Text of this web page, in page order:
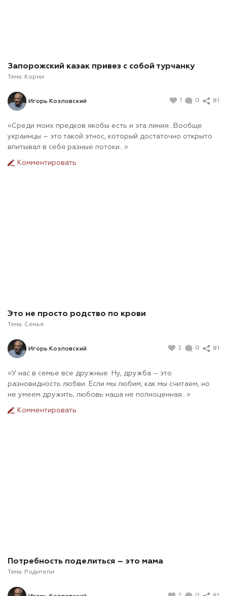
Запорожский казак привез с собой турчанку
Тема: Корни
Игорь Козловский 1 0 81
«Среди моих предков якобы есть и эта линия…Вообще
украинцы – это такой этнос, который достаточно открыто
впитывал в себя разные потоки…»
Комментировать
Это не просто родство по крови
Тема: Семья
Игорь Козловский 2 0 81
«У нас в семье все дружные. Ну, дружба – это
разновидность любви. Если мы любим, как мы считаем, но
не умеем дружить, любовь наша не полноценная…»
Комментировать
Потребность поделиться – это мама
Тема: Родители